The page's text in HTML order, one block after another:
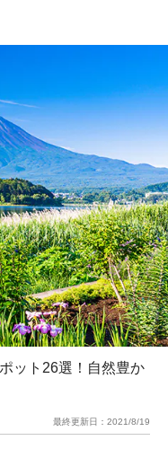
ット26選！自然豊か
最終更新日： 2021/8/19